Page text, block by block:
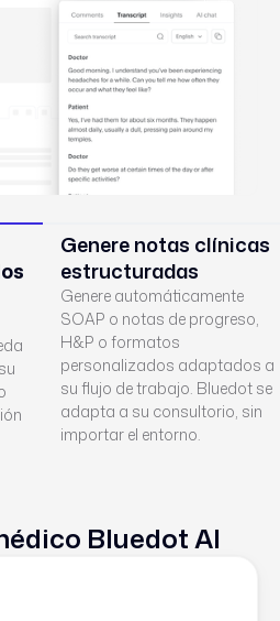
Genere notas clínicas
estructuradas
Genere automáticamente
SOAP o notas de progreso,
H&P o formatos
personalizados adaptados a
su flujo de trabajo. Bluedot se
adapta a su consultorio, sin
importar el entorno.
Bluedot AI